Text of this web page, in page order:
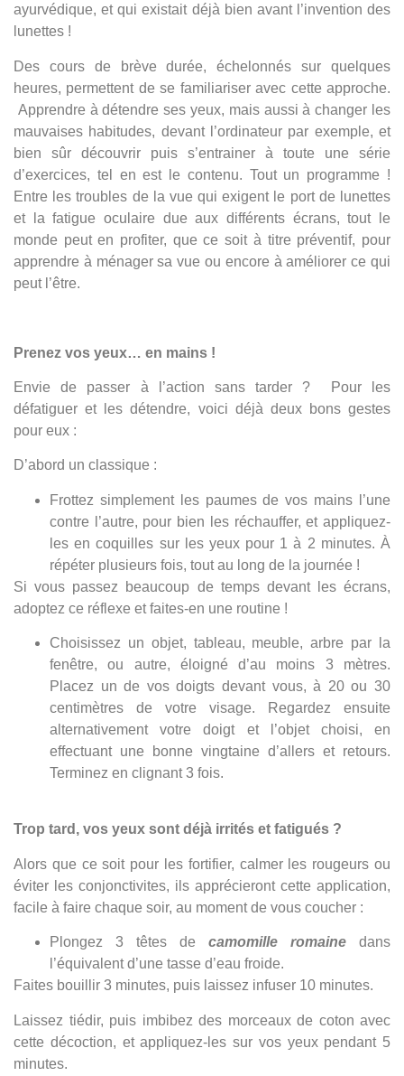
ayurvédique, et qui existait déjà bien avant l’invention des
lunettes !
Des cours de brève durée, échelonnés sur quelques
heures, permettent de se familiariser avec cette approche.
Apprendre à détendre ses yeux, mais aussi à changer les
mauvaises habitudes, devant l’ordinateur par exemple, et
bien sûr découvrir puis s’entrainer à toute une série
d’exercices, tel en est le contenu. Tout un programme !
Entre les troubles de la vue qui exigent le port de lunettes
et la fatigue oculaire due aux différents écrans, tout le
monde peut en profiter, que ce soit à titre préventif, pour
apprendre à ménager sa vue ou encore à améliorer ce qui
peut l’être.
Prenez vos yeux… en mains !
Envie de passer à l’action sans tarder ? Pour les
défatiguer et les détendre, voici déjà deux bons gestes
pour eux :
D’abord un classique :
Frottez simplement les paumes de vos mains l’une
contre l’autre, pour bien les réchauffer, et appliquez-
les en coquilles sur les yeux pour 1 à 2 minutes. À
répéter plusieurs fois, tout au long de la journée !
Si vous passez beaucoup de temps devant les écrans,
adoptez ce réflexe et faites-en une routine !
Choisissez un objet, tableau, meuble, arbre par la
fenêtre, ou autre, éloigné d’au moins 3 mètres.
Placez un de vos doigts devant vous, à 20 ou 30
centimètres de votre visage. Regardez ensuite
alternativement votre doigt et l’objet choisi, en
effectuant une bonne vingtaine d’allers et retours.
Terminez en clignant 3 fois.
Trop tard, vos yeux sont déjà irrités et fatigués ?
Alors que ce soit pour les fortifier, calmer les rougeurs ou
éviter les conjonctivites, ils apprécieront cette application,
facile à faire chaque soir, au moment de vous coucher :
Plongez 3 têtes de camomille romaine dans
l’équivalent d’une tasse d’eau froide.
Faites bouillir 3 minutes, puis laissez infuser 10 minutes.
Laissez tiédir, puis imbibez des morceaux de coton avec
cette décoction, et appliquez-les sur vos yeux pendant 5
minutes.